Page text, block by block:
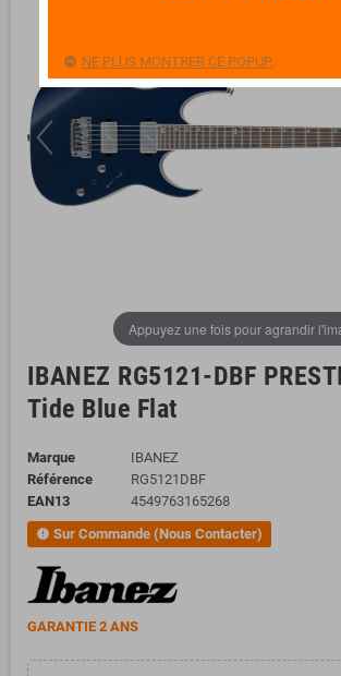
Appuyez une fois pour agrandir
IBANEZ RG5121-DBF
Tide Blue Flat
Marque
IBANEZ
Référence
RG5121DBF
EAN13
4549763165268
new_releases Sur Commande (Nous Contacter)
GARANTIE 2 ANS
NE PLUS MONTRER CE POPUP.